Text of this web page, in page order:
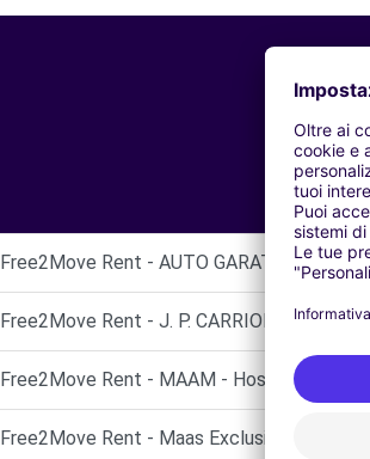
Free2Move Rent - AUTO GARATGE -
Free2Move Rent - J. P. CARRION, S.L. -
Free2Move Rent - MAAM - Hospitalet de
Free2Move Rent - Maas Exclusivas Pont,